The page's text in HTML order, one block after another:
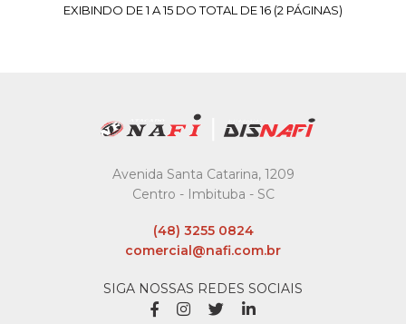
COMPARAR
Choco E Leite 40Gr
COMPRAR
EXIBINDO DE 1 A 15 DO TOTAL DE 16 (2 PÁGINAS)
Avenida Santa Catarina, 1209
Centro - Imbituba - SC
(48) 3255 0824
comercial@nafi.com.br
SIGA NOSSAS REDES SOCIAIS